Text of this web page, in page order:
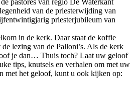
van de priesterwijding van
priesterjubileum van
in de kerk. Daar staat de koffie
lezing van de Palloni’s. Als de kerk
je dan… Thuis toch? Laat uw geloof
tips, knutsels en verhalen om met uw
met het geloof, kunt u ook kijken op: